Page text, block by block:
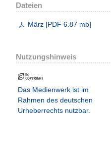
Dateien
März [PDF 6.87 mb]
Nutzungshinweis
Das Medienwerk ist im
Rahmen des deutschen
Urheberrechts nutzbar.